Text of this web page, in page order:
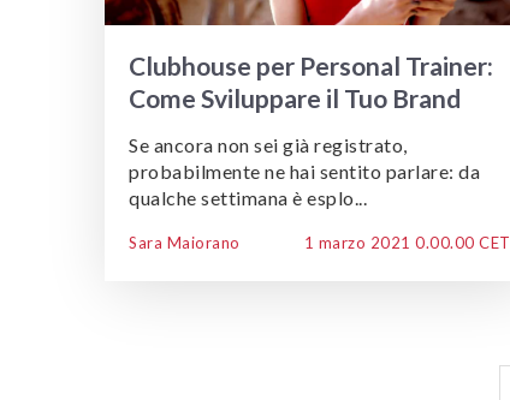
Clubhouse per Personal Trainer:
Come Sviluppare il Tuo Brand
Se ancora non sei già registrato,
probabilmente ne hai sentito parlare: da
qualche settimana è esplo...
Sara Maiorano 1 marzo 2021 0.00.00 CET